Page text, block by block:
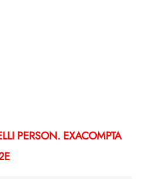
PERSON. EXACOMPTA